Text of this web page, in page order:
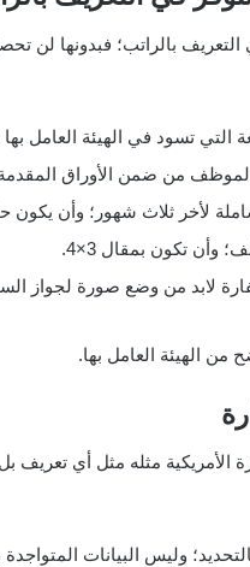
بالراتب؛ فبدونها لن
التي تسود في الهيئة العامل
من ضمن الأوراق
لأخر ثلاث شهور؛ وأن يكون
تكون بمقال 3×4.
لابد من وضع صورة لجواز
من الهيئة العامل بها.
الأمريكية مثله مثل أي
وليس البيانات